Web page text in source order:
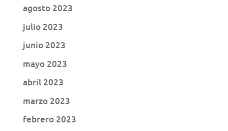
agosto 2023
julio 2023
junio 2023
mayo 2023
abril 2023
marzo 2023
febrero 2023